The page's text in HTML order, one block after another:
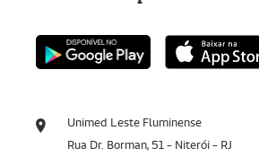
Unimed Leste Fluminense
Rua Dr. Borman, 51 - Niterói - RJ